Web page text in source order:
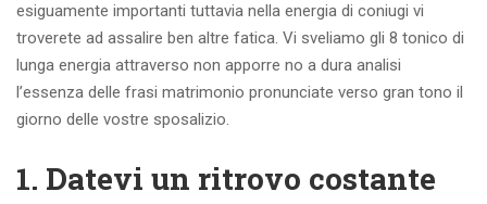
esiguamente importanti tuttavia nella energia di coniugi vi
troverete ad assalire ben altre fatica. Vi sveliamo gli 8 tonico di
lunga energia attraverso non apporre no a dura analisi
l’essenza delle frasi matrimonio pronunciate verso gran tono il
giorno delle vostre sposalizio.
1. Datevi un ritrovo costante